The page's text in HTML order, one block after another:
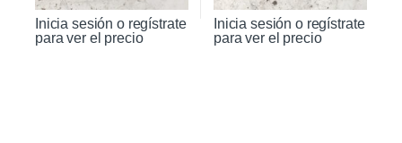
Inicia sesión o regístrate
para ver el precio
Inicia sesión o regístrate
para ver el precio